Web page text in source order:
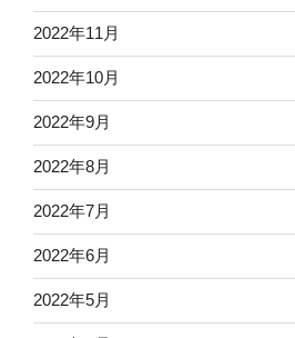
2022年11月
2022年10月
2022年9月
2022年8月
2022年7月
2022年6月
2022年5月